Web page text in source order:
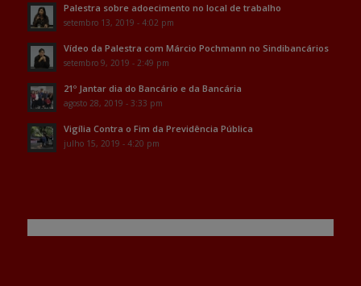
Palestra sobre adoecimento no local de trabalho
setembro 13, 2019 - 4:02 pm
Vídeo da Palestra com Márcio Pochmann no Sindibancários
setembro 9, 2019 - 2:49 pm
21º Jantar dia do Bancário e da Bancária
agosto 28, 2019 - 3:33 pm
Vigília Contra o Fim da Previdência Pública
julho 15, 2019 - 4:20 pm